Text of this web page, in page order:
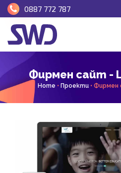
0887 772 787
Фирмен сайт -
Home • Проекти • Фирмен